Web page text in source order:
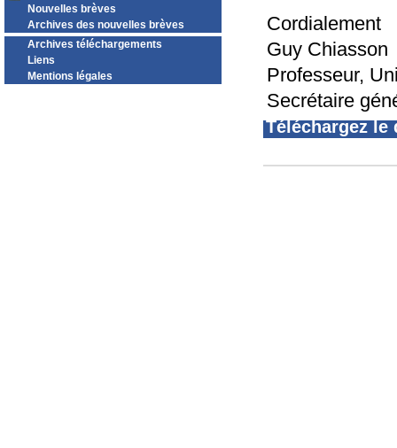
Nouvelles brèves
Archives des nouvelles brèves
Archives téléchargements
Liens
Mentions légales
Cordialement
Guy Chiasson
Professeur,
Secrétaire
Téléchargez le